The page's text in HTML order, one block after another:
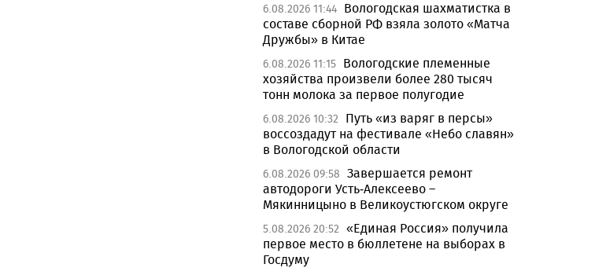
6.08.2026 11:44 Вологодская шахматистка в
составе сборной РФ взяла золото «Матча
Дружбы» в Китае
6.08.2026 11:15 Вологодские племенные
хозяйства произвели более 280 тысяч
тонн молока за первое полугодие
6.08.2026 10:32
Путь «из варяг в персы»
воссоздадут на фестивале «Небо славян»
в Вологодской области
6.08.2026 09:58 Завершается ремонт
автодороги Усть-Алексеево –
Мякинницыно в Великоустюгском округе
5.08.2026 20:52 «Единая Россия» получила
первое место в бюллетене на выборах в
Госдуму